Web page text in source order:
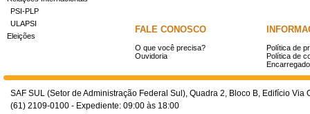
PSI-PLP
ULAPSI
Eleições
FALE CONOSCO
O que você precisa?
Ouvidoria
Política de
Política de
SAF SUL (Setor de Administração Federal Sul), Quadra 2, Bloco B, Edifício
(61) 2109-0100 - Expediente: 09:00 às 18:00